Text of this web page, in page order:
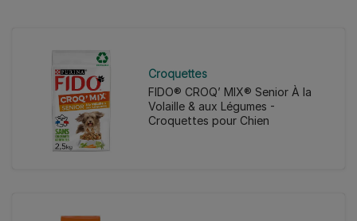
Croquettes
FIDO® CROQ’ MIX® Senior À la
Volaille & aux Légumes -
Croquettes pour Chien